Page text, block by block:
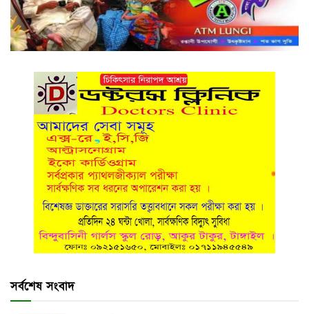
সর্বশেষ সংবাদ